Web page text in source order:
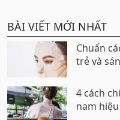
BÀI VIẾT MỚI NHẤT
Chuẩn
trẻ và
4 cách
nam